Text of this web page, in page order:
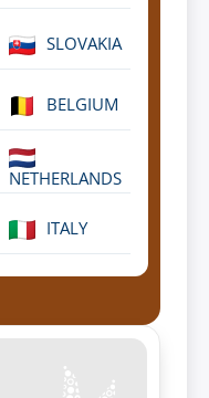
SLOVAKIA
BELGIUM
NETHERLANDS
ITALY